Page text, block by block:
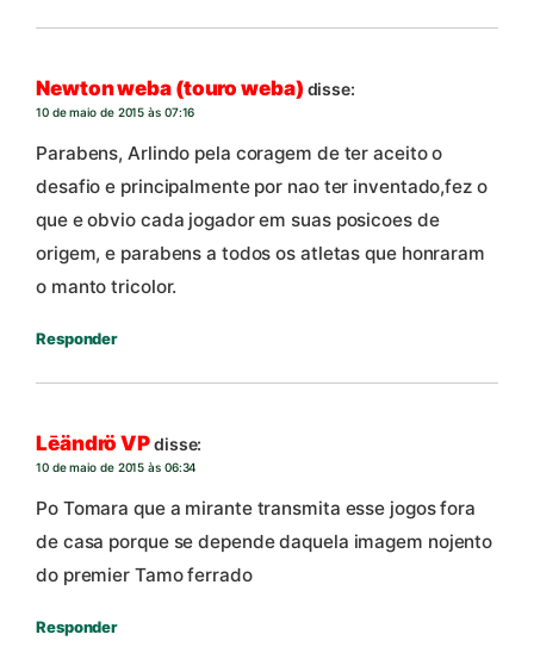
Newton weba (touro weba) disse:
10 de maio de 2015 às 07:16
Parabens, Arlindo pela coragem de ter aceito o
desafio e principalmente por nao ter inventado,fez o
que e obvio cada jogador em suas posicoes de
origem, e parabens a todos os atletas que honraram
o manto tricolor.
Responder
Lēändrö VPdisse:
10 de maio de 2015 às 06:34
Po Tomara que a mirante transmita esse jogos fora
de casa porque se depende daquela imagem nojento
do premier Tamo ferrado
Responder